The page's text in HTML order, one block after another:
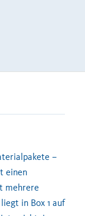
–
einen
mehrere
in Box 1 auf